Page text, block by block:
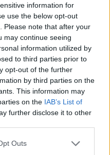
information for
use the below opt-out
Please note that after your
may continue seeing
information utilized by
to third parties prior to
opt-out of the further
by third parties on the
This information may
on the IAB’s List of
further disclose it to other
Outs
gėrimo klaidos,